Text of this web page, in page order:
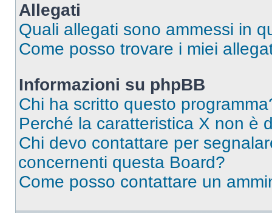
Allegati
Quali allegati sono ammessi in
Come posso trovare i miei
Informazioni su phpBB
Chi ha scritto questo
Perché la caratteristica X non è
Chi devo contattare per
concernenti questa Board?
Come posso contattare un